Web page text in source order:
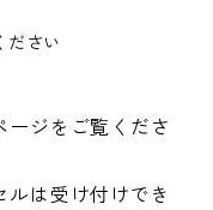
ださい
ージをご覧くださ
は受け付けでき